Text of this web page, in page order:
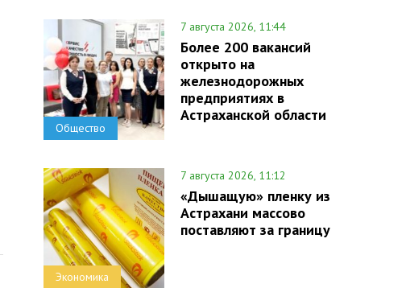
Общество
7 августа 2026, 11:44
Более 200 вакансий
открыто на
железнодорожных
предприятиях в
Астраханской области
Экономика
7 августа 2026, 11:12
«Дышащую» пленку из
Астрахани массово
поставляют за границу